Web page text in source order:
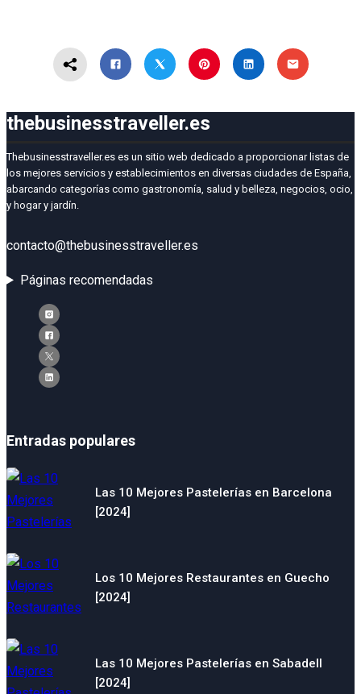
thebusinesstraveller.es
Thebusinesstraveller.es es un sitio web dedicado a proporcionar listas de
los mejores servicios y establecimientos en diversas ciudades de España,
abarcando categorías como gastronomía, salud y belleza, negocios, ocio,
y hogar y jardín.
contacto@thebusinesstraveller.es
Páginas recomendadas
Entradas populares
Las 10 Mejores Pastelerías en Barcelona
[2024]
Los 10 Mejores Restaurantes en Guecho
[2024]
Las 10 Mejores Pastelerías en Sabadell
[2024]